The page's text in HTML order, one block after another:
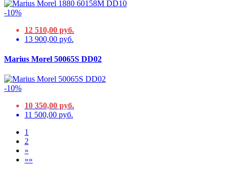
-10%
12 510,00 руб.
13 900,00 руб.
Marius Morel 50065S DD02
-10%
10 350,00 руб.
11 500,00 руб.
1
2
»
»»